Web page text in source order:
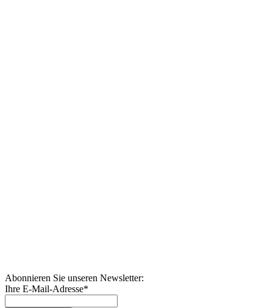
Abonnieren Sie unseren Newsletter:
Ihre E-Mail-Adresse*